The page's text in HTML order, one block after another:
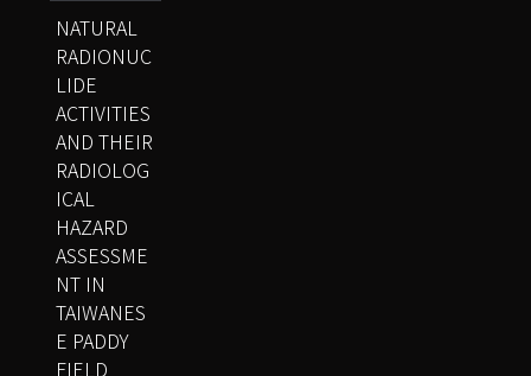
NATURAL
RADIONUC
LIDE
ACTIVITIES
AND THEIR
RADIOLOG
ICAL
HAZARD
ASSESSME
NT IN
TAIWANES
E PADDY
FIELD